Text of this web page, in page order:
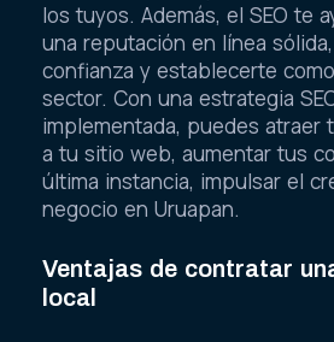
los tuyos. Además, el SEO te
una reputación en línea
confianza y establecerte
sector. Con una estrategia
implementada, puedes atraer
a tu sitio web, aumentar tus
última instancia, impulsar el
negocio en Uruapan.
Ventajas de contratar
local